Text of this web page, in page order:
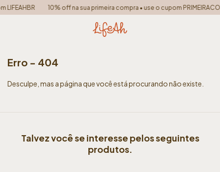
10% off na sua primeira compra • use o cupom
Erro - 404
Desculpe, mas a página que você está procurando não existe.
Talvez você se interesse pelos seguintes
produtos.